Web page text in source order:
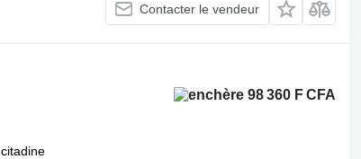
Contacter le vendeur
98 360 F CFA
citadine